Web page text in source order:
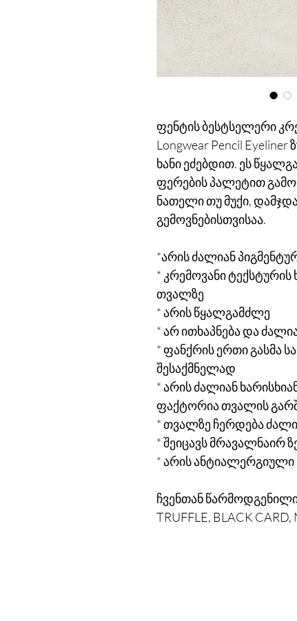
ფენტის ბესტსელერი
Longwear Pencil
ხანი ეძებდით. ეს
ფერების პალეტით
ნათელი თუ მუქი,
გემოვნებისთვისაა.
*არის ძალიან
* კრემოვანი
თვალზე
* არის წყალგამძლე
* არ ითხაპნება და
* ფანქრის ერთი გასმა
შესაქმნელად
* არის ძალიან
ფაქტორია თვალის
* თვალზე ჩერდება
* შეიცავს მრავალნაირ
* არის ანტიალერგიული
ჩვენთან
TRUFFLE, BLACK CARD,